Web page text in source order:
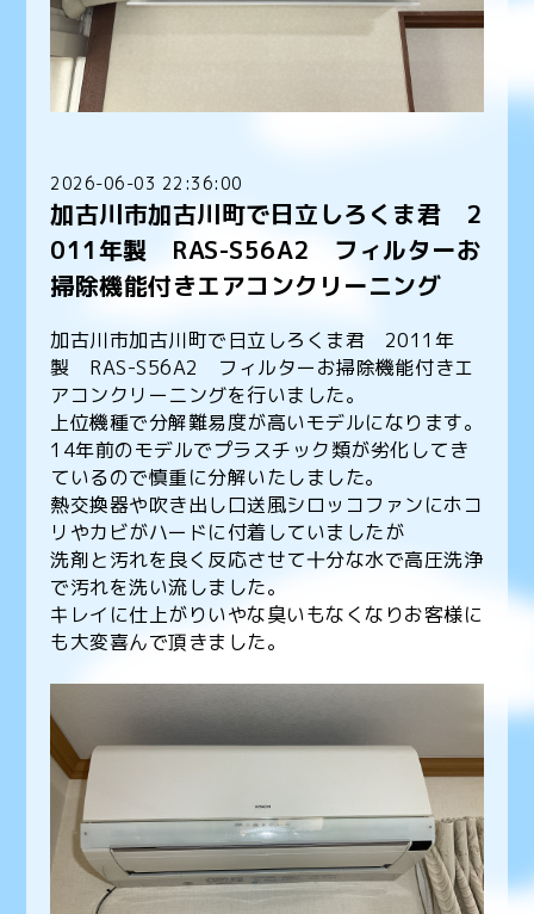
2026-06-03 22:36:00
加古川市加古川町で日立しろくま君 2
011年製 RAS-S56A2 フィルターお
掃除機能付きエアコンクリーニング
加古川市加古川町で日立しろくま君 2011年
製 RAS-S56A2 フィルターお掃除機能付きエ
アコンクリーニングを行いました。
上位機種で分解難易度が高いモデルになります。
14年前のモデルでプラスチック類が劣化してき
ているので慎重に分解いたしました。
熱交換器や吹き出し口送風シロッコファンにホコ
リやカビがハードに付着していましたが
洗剤と汚れを良く反応させて十分な水で高圧洗浄
で汚れを洗い流しました。
キレイに仕上がりいやな臭いもなくなりお客様に
も大変喜んで頂きました。